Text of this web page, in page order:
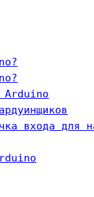
Arduino
входа для